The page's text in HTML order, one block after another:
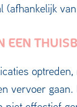
(afhankelijk
EEN
vervoer